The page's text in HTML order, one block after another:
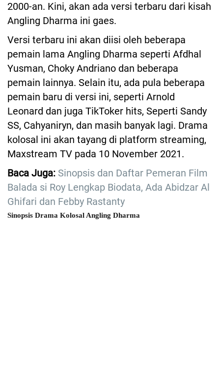
2000-an. Kini, akan ada versi terbaru dari kisah
Angling Dharma ini gaes.
Versi terbaru ini akan diisi oleh beberapa
pemain lama Angling Dharma seperti Afdhal
Yusman, Choky Andriano dan beberapa
pemain lainnya. Selain itu, ada pula beberapa
pemain baru di versi ini, seperti Arnold
Leonard dan juga TikToker hits, Seperti Sandy
SS, Cahyaniryn, dan masih banyak lagi. Drama
kolosal ini akan tayang di platform streaming,
Maxstream TV pada 10 November 2021.
Baca Juga: Sinopsis dan Daftar Pemeran Film
Balada si Roy Lengkap Biodata, Ada Abidzar Al
Ghifari dan Febby Rastanty
Sinopsis Drama Kolosal Angling Dharma